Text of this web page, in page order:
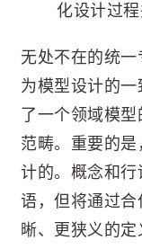
化设计过
无处不在的统
为模型设计的
了一个领域模
范畴。重要的
计的。概念和
语，但将通过
晰、更狭义的定